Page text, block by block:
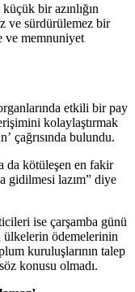
bir azınlığın
ve sürdürülemez bir
ve memnuniyet
etkili bir pay
kolaylaştırmak
çağrısında bulundu.
da kötüleşen en fakir
gidilmesi lazım” diye
ise çarşamba günü
ülkelerin ödemelerinin
kuruluşlarının talep
konusu olmadı.